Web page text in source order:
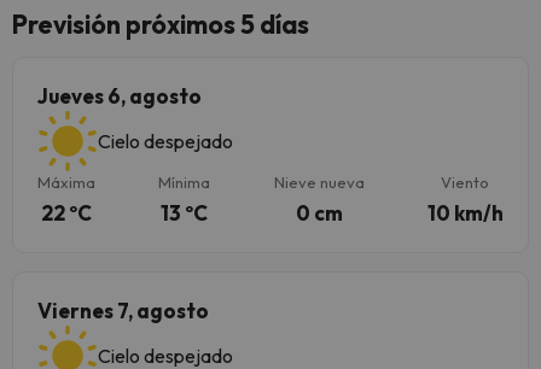
Previsión próximos 5 días
Jueves 6, agosto
Cielo despejado
Máxima
22 ºC
Mínima
13 ºC
Nieve nueva
0 cm
Viento
10 km/h
Viernes 7, agosto
Cielo despejado